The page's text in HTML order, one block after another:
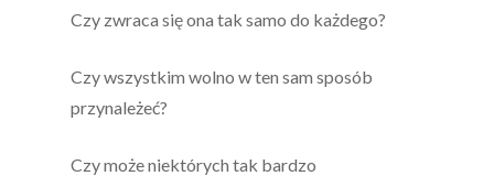
Czy zwraca się ona tak samo do każdego?
Czy wszystkim wolno w ten sam sposób
przynależeć?
Czy może niektórych tak bardzo